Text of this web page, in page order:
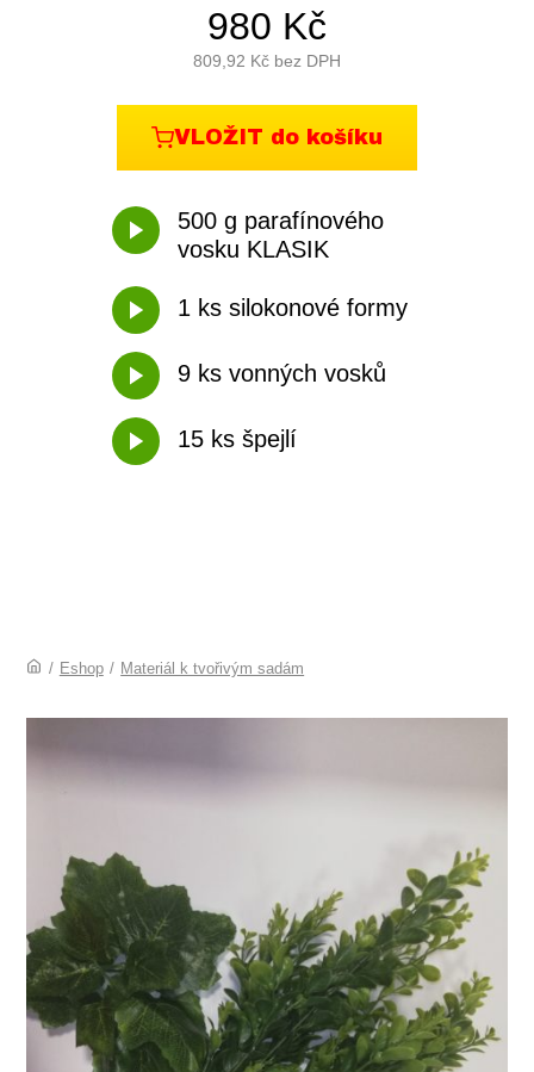
980 Kč
809,92 Kč bez DPH
VLOŽIT do košíku
500 g parafínového
vosku KLASIK
1 ks silokonové formy
9 ks vonných vosků
15 ks špejlí
/ Eshop / Materiál k tvořivým sadám